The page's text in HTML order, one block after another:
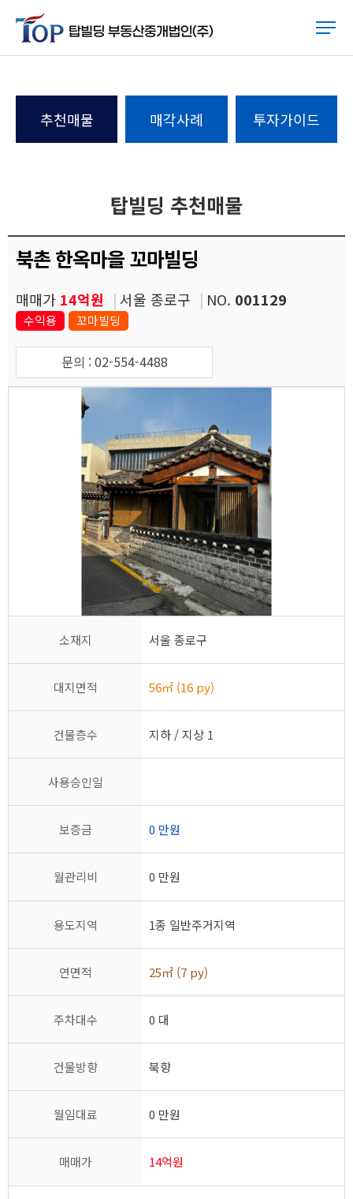
추천매물 매각사례 투자가이드
탑빌딩 추천매물
북촌 한옥마을 꼬마빌딩
매매가 14억원 서울 종로구 NO. 001129
수익용 꼬마빌딩
문의 : 02-554-4488
소재지 서울 종로구
대지면적 56㎡ (16 py)
건물층수 지하 / 지상 1
사용승인일
보증금 0 만원
월관리비 0 만원
용도지역 1종 일반주거지역
연면적 25㎡ (7 py)
주차대수 0 대
건물방향 북향
월임대료 0 만원
매매가 14억원